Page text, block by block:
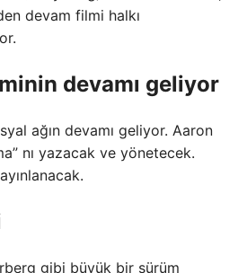
devam filmi halkı
devamı geliyor
ağın devamı geliyor. Aaron
nı yazacak ve yönetecek.
gibi büyük bir sürüm